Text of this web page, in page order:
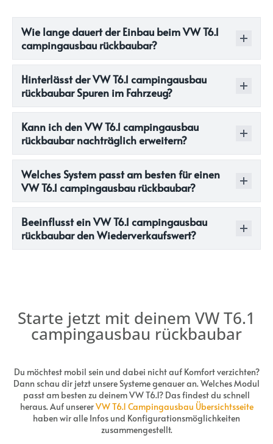
Wie lange dauert der Einbau beim VW T6.1
campingausbau rückbaubar?
Hinterlässt der VW T6.1 campingausbau
rückbaubar Spuren im Fahrzeug?
Kann ich den VW T6.1 campingausbau
rückbaubar nachträglich erweitern?
Welches System passt am besten für einen
VW T6.1 campingausbau rückbaubar?
Beeinflusst ein VW T6.1 campingausbau
rückbaubar den Wiederverkaufswert?
Starte jetzt mit deinem VW T6.1
campingausbau rückbaubar
Du möchtest mobil sein und dabei nicht auf Komfort verzichten?
Dann schau dir jetzt unsere Systeme genauer an. Welches Modul
passt am besten zu deinem VW T6.1? Das findest du schnell
heraus. Auf unsererVW T6.1 Campingausbau Übersichtsseite
haben wir alle Infos und Konfigurationsmöglichkeiten
zusammengestellt.